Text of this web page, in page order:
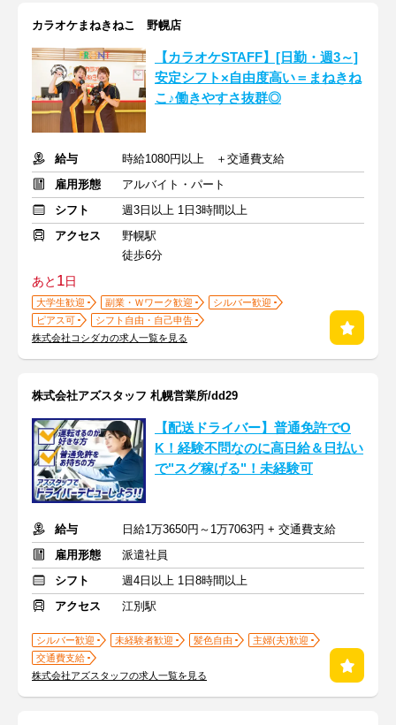
カラオケまねきねこ 野幌店
【カラオケSTAFF】[日勤・週3～]
安定シフト×自由度高い＝まねきね
こ♪働きやすさ抜群◎
給与
時給1080円以上 ＋交通費支給
雇用形態
アルバイト・パート
シフト
週3日以上 1日3時間以上
アクセス
野幌駅
徒歩6分
あと 1日
大学生歓迎 副業・Ｗワーク歓迎
シルバー歓迎
ピアス可
シフト自由・自己申告
株式会社コシダカの求人一覧を見る
株式会社アズスタッフ 札幌営業所/dd29
【配送ドライバー】普通免許でO
K！経験不問なのに高日給＆日払い
で"スグ稼げる"！未経験可
給与
日給1万3650円～1万7063円 + 交通費支給
雇用形態
派遣社員
シフト
週4日以上 1日8時間以上
アクセス
江別駅
シルバー歓迎 未経験者歓迎 髪色自由
主婦(夫)歓迎
交通費支給
株式会社アズスタッフの求人一覧を見る